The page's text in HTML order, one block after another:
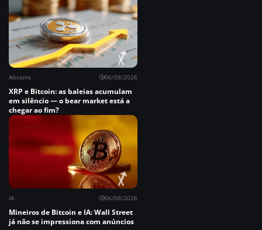
Altcoins 06/08/2026
XRP e Bitcoin: as baleias acumulam
em silêncio — o bear market está a
chegar ao fim?
IA 06/08/2026
Mineiros de Bitcoin e IA: Wall Street
já não se impressiona com anúncios